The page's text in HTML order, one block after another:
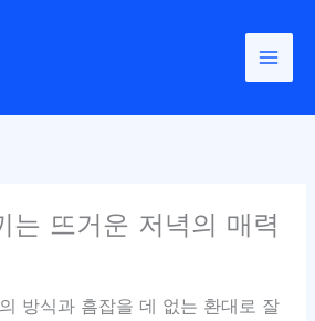
는 뜨거운 저녁의 매력
방식과 흠잡을 데 없는 환대로 잘